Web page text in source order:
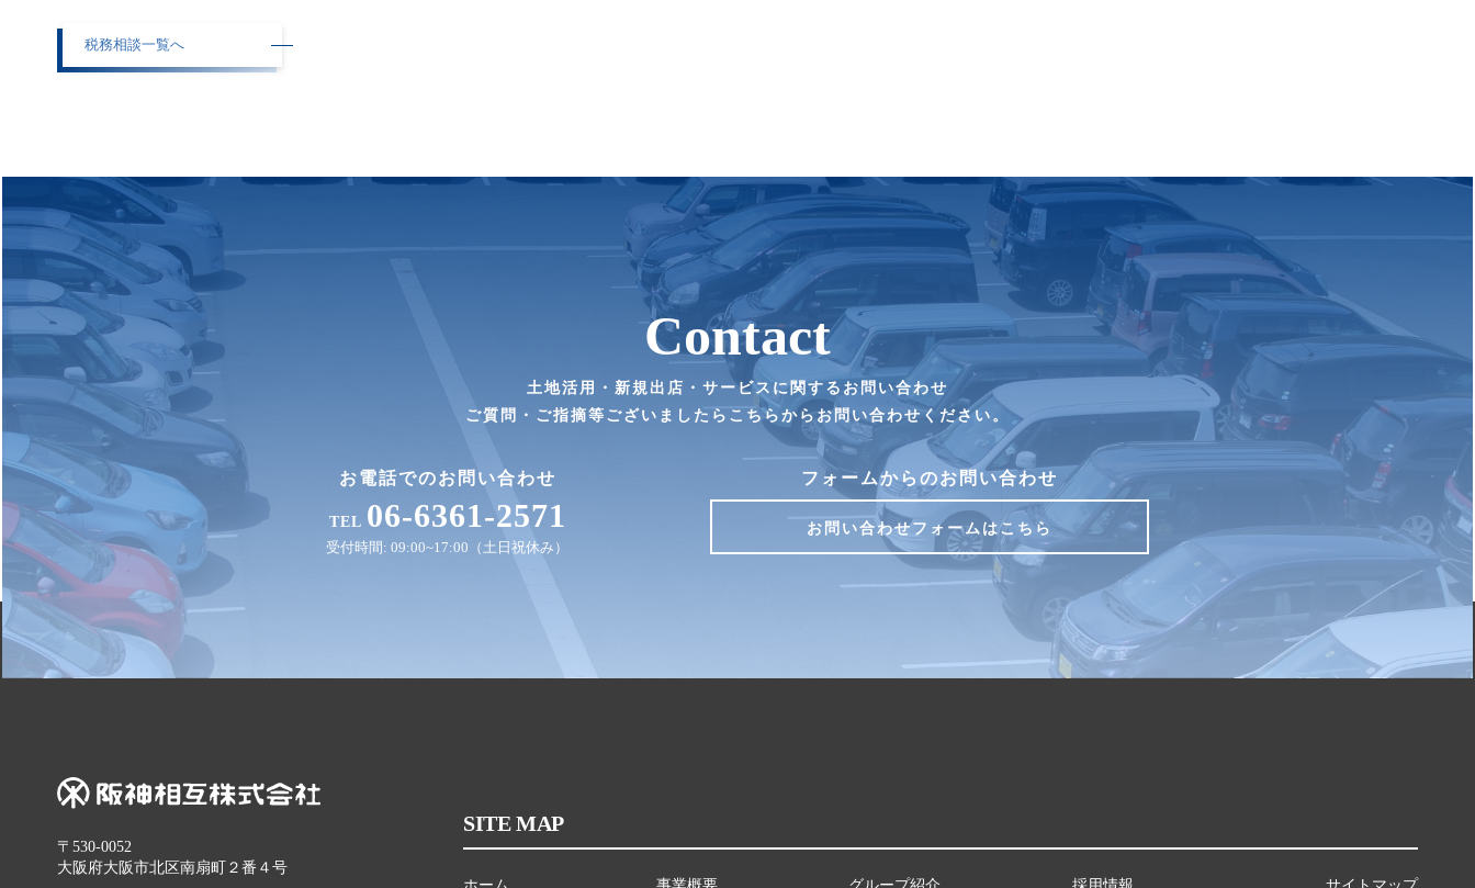
税務相談一覧へ
Contact
土地活用・新規出店・サービスに関するお問い合わせ
ご質問・ご指摘等ございましたらこちらからお問い合わせください。
お電話でのお問い合わせ
TEL 06-6361-2571
受付時間: 09:00~17:00（土日祝休み）
フォームからのお問い合わせ
お問い合わせフォームはこちら
〒530-0052
大阪府大阪市北区南扇町２番４号
SITE MAP